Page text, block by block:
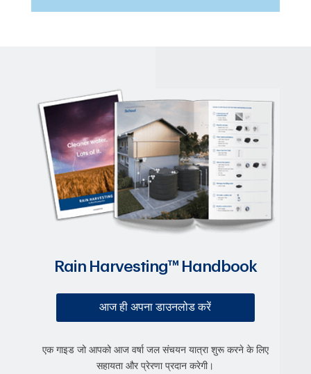
Rain Harvesting™ Handbook
आज ही अपना डाउनलोड करें
एक गाइड जो आपको आज वर्षा जल संचयन यात्रा शुरू करने के लिए
सहायता और प्रेरणा प्रदान करेगी।